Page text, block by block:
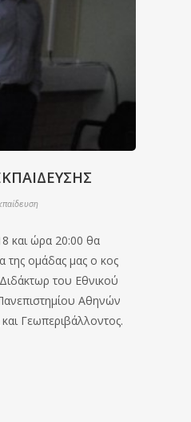
και ώρα 20:00 θα
της ομάδας μας ο κος
του Εθνικού
Αθηνών
Γεωπεριβάλλοντος.